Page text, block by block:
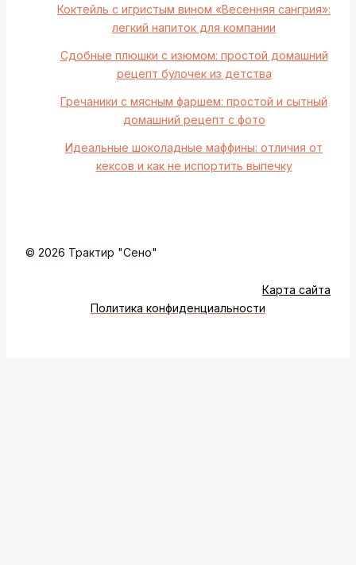
Коктейль с игристым вином «Весенняя сангрия»:
легкий напиток для компании
Сдобные плюшки с изюмом: простой домашний
рецепт булочек из детства
Гречаники с мясным фаршем: простой и сытный
домашний рецепт с фото
Идеальные шоколадные маффины: отличия от
кексов и как не испортить выпечку
© 2026 Трактир "Сено"
Карта сайта
Политика конфиденциальности